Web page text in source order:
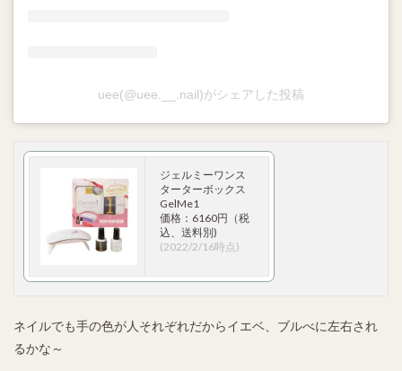
uee(@uee.__.nail)がシェアした投稿
ジェルミーワンス
ターターボックス
GelMe1
価格：6160円（税
込、送料別)
(2022/2/16時点)
ネイルでも手の色が人それぞれだからイエベ、ブルべに左右され
るかな～